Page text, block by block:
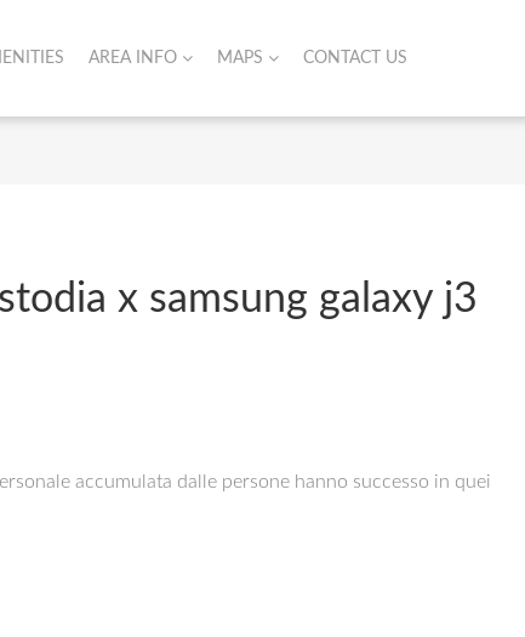
AREA INFO MAPS CONTACT US
x samsung galaxy j3
accumulata dalle persone hanno successo in quei